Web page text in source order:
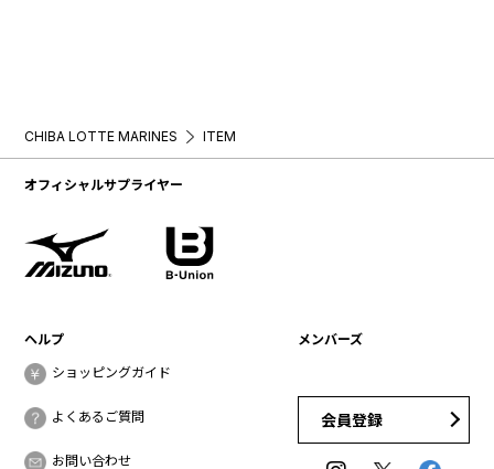
CHIBA LOTTE MARINES ITEM
オフィシャルサプライヤー
ヘルプ
ショッピングガイド
よくあるご質問
お問い合わせ
メンバーズ
会員登録